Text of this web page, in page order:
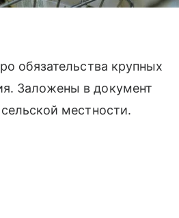
обязательства крупных
Заложены в документ
местности.